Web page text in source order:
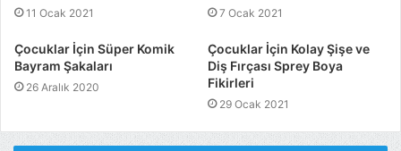
11 Ocak 2021 7 Ocak 2021
Çocuklar İçin Süper Komik
Bayram Şakaları
26 Aralık 2020
Çocuklar İçin Kolay Şişe ve
Diş Fırçası Sprey Boya
Fikirleri
29 Ocak 2021